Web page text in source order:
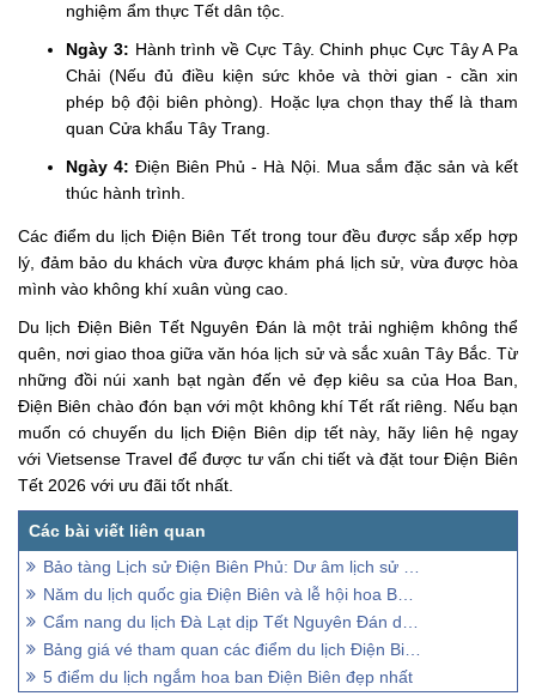
nghiệm ẩm thực Tết dân tộc.
Ngày 3: Hành trình về Cực Tây. Chinh phục Cực Tây A Pa
Chải (Nếu đủ điều kiện sức khỏe và thời gian - cần xin
phép bộ đội biên phòng). Hoặc lựa chọn thay thế là tham
quan Cửa khẩu Tây Trang.
Ngày 4: Điện Biên Phủ - Hà Nội. Mua sắm đặc sản và kết
thúc hành trình.
Các điểm du lịch Điện Biên Tết trong tour đều được sắp xếp hợp
lý, đảm bảo du khách vừa được khám phá lịch sử, vừa được hòa
mình vào không khí xuân vùng cao.
Du lịch Điện Biên Tết Nguyên Đán là một trải nghiệm không thể
quên, nơi giao thoa giữa văn hóa lịch sử và sắc xuân Tây Bắc. Từ
những đồi núi xanh bạt ngàn đến vẻ đẹp kiêu sa của Hoa Ban,
Điện Biên chào đón bạn với một không khí Tết rất riêng. Nếu bạn
muốn có chuyến du lịch Điện Biên dịp tết này, hãy liên hệ ngay
với Vietsense Travel để được tư vấn chi tiết và đặt tour Điện Biên
Tết 2026 với ưu đãi tốt nhất.
Bảo tàng Lịch sử Điện Biên Phủ: Dư âm lịch sử vọng về
Năm du lịch quốc gia Điện Biên và lễ hội hoa Ban 2024
Cẩm nang du lịch Đà Lạt dịp Tết Nguyên Đán dành cho người mới
Bảng giá vé tham quan các điểm du lịch Điện Biên cập nhật 2026
5 điểm du lịch ngắm hoa ban Điện Biên đẹp nhất